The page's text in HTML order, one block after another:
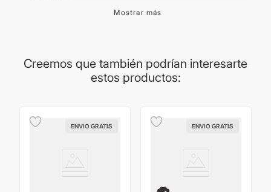
Calibre: 28
Puente: -mm
del proveedor. Las medidas son brindadas por el proveedor y son
aproximadas. Las imágenes publicadas son meramente
Mostrar más
Creemos que también podrían interesarte
estos productos:
ENVIO GRATIS ENVIO GRATIS